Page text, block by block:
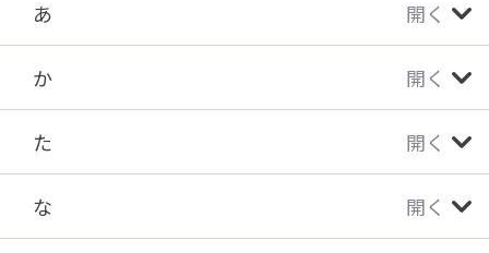
あ 開く
か 開く
た 開く
な 開く